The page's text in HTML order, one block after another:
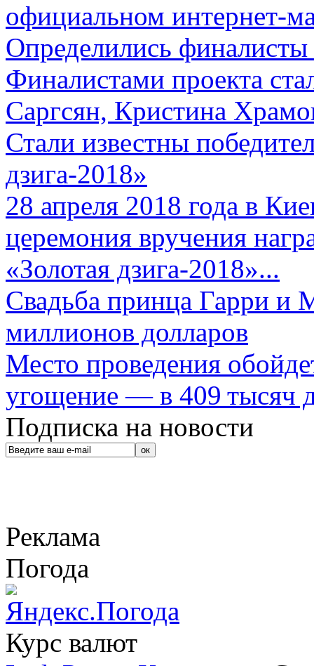
официальном интернет-
Определились
Финалистами проекта
Саргсян, Кристина
Стали известны
дзига-2018»
28 апреля 2018 года в
церемония вручения
«Золотая дзига-2018»...
Свадьба принца Гарри и
миллионов долларов
Место проведения
угощение — в 409 тысяч
Подписка на новости
Реклама
Погода
Курс валют